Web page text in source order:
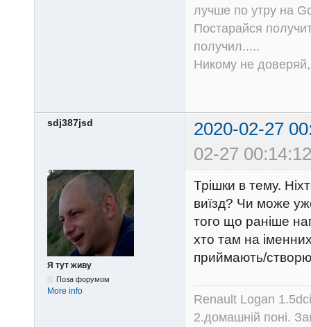
лучше по утру на
Постарайся
получил.....
Никому не
sdj387jsd
2020-02-27
02-27
Я тут живу
Поза форумом
More info
Трішки в тему.
виїзд? Чи може
того що раніше
хто там на
приймають/
Renault Logan
2.домашній поні.